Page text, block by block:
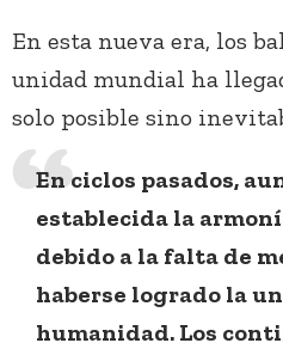
En esta nueva era, los
unidad mundial ha
solo posible sino
En ciclos pasados,
establecida la
debido a la falta de
haberse logrado la
humanidad. Los